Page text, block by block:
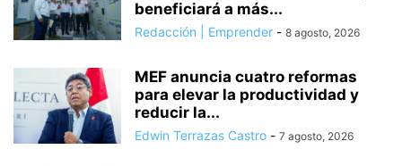
beneficiará a más...
Redacción | Emprender - 8 agosto, 2026
MEF anuncia cuatro reformas
para elevar la productividad y
reducir la...
Edwin Terrazas Castro - 7 agosto, 2026